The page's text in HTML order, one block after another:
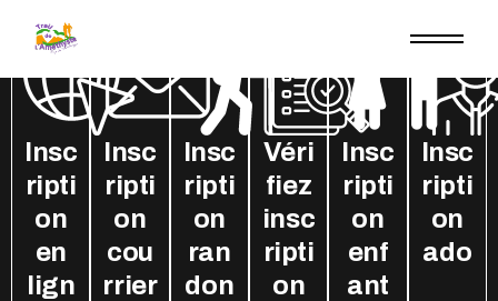
Insc
ripti
on
en
lign
Insc
ripti
on
cou
rrier
Insc
ripti
on
ran
don
Véri
fiez
insc
ripti
on
Insc
ripti
on
enf
ant
Insc
ripti
on
ado